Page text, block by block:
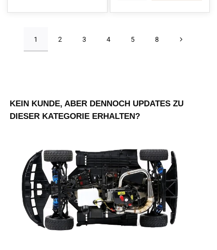
1 2 3 4 5 8
KEIN KUNDE, ABER DENNOCH UPDATES ZU
DIESER KATEGORIE ERHALTEN?